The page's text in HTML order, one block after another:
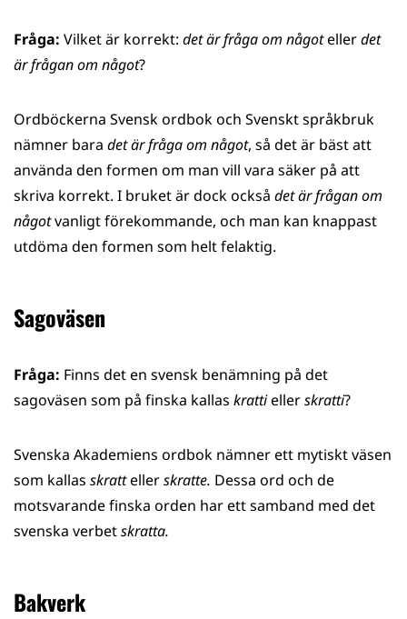
Fråga: Vilket är korrekt: det är fråga om någotellerdet
är frågan om något?
Ordböckerna Svensk ordbok och Svenskt språkbruk
nämner bara det är fråga om något, så det är bäst att
använda den formen om man vill vara säker på att
skriva korrekt. I bruket är dock också det är frågan om
någotvanligt förekommande, och man kan knappast
utdöma den formen som helt felaktig.
Sagoväsen
Fråga: Finns det en svensk benämning på det
sagoväsen som på finska kallas krattiellerskratti?
Svenska Akademiens ordbok nämner ett mytiskt väsen
som kallas skrattellerskratte. Dessa ord och de
motsvarande finska orden har ett samband med det
svenska verbetskratta.
Bakverk